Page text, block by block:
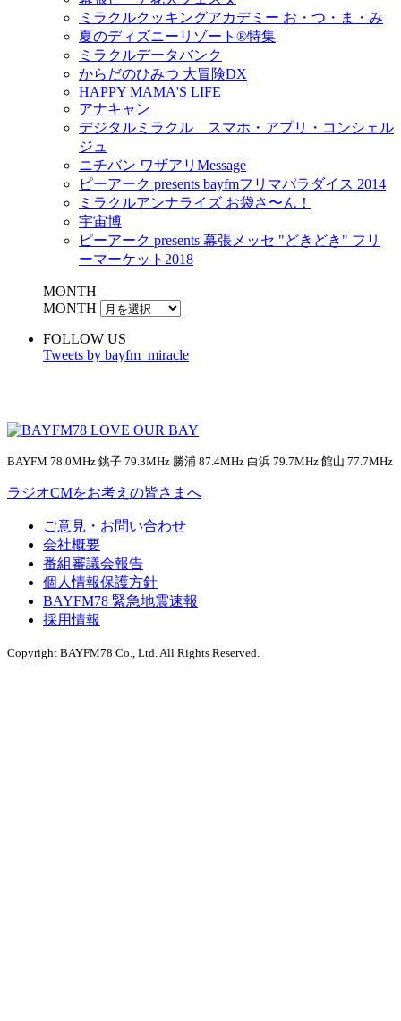
ミラクルクッキングアカデミー お・つ・ま・み
夏のディズニーリゾート®特集
ミラクルデータバンク
からだのひみつ 大冒険DX
HAPPY MAMA'S LIFE
アナキャン
デジタルミラクル スマホ・アプリ・コンシェル
ジュ
ニチバン ワザアリMessage
ピーアーク presents bayfmフリマパラダイス 2014
ミラクルアンナライズ お袋さ〜ん！
宇宙博
ピーアーク presents 幕張メッセ "どきどき" フリ
ーマーケット2018
MONTH
MONTH
FOLLOW US
Tweets by bayfm_miracle
BAYFM 78.0MHz 銚子 79.3MHz 勝浦 87.4MHz 白浜 79.7MHz 館山 77.7MHz
ラジオCMをお考えの皆さまへ
ご意見・お問い合わせ
会社概要
番組審議会報告
個人情報保護方針
BAYFM78 緊急地震速報
採用情報
Copyright BAYFM78 Co., Ltd. All Rights Reserved.